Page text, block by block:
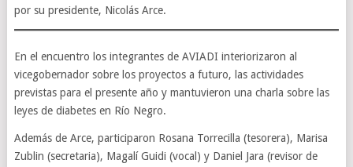
por su presidente, Nicolás Arce.
En el encuentro los integrantes de AVIADI interiorizaron al
vicegobernador sobre los proyectos a futuro, las actividades
previstas para el presente año y mantuvieron una charla sobre las
leyes de diabetes en Río Negro.
Además de Arce, participaron Rosana Torrecilla (tesorera), Marisa
Zublin (secretaria), Magalí Guidi (vocal) y Daniel Jara (revisor de